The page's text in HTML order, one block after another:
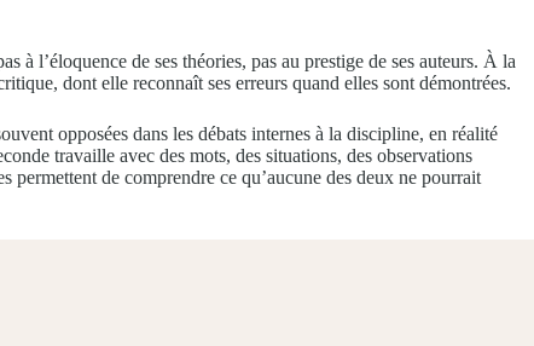
à l’éloquence de ses théories, pas au prestige de ses auteurs. À la
dont elle reconnaît ses erreurs quand elles sont démontrées.
opposées dans les débats internes à la discipline, en réalité
travaille avec des mots, des situations, des observations
permettent de comprendre ce qu’aucune des deux ne pourrait